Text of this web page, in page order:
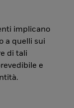
implicano
a quelli sui
di tali
e